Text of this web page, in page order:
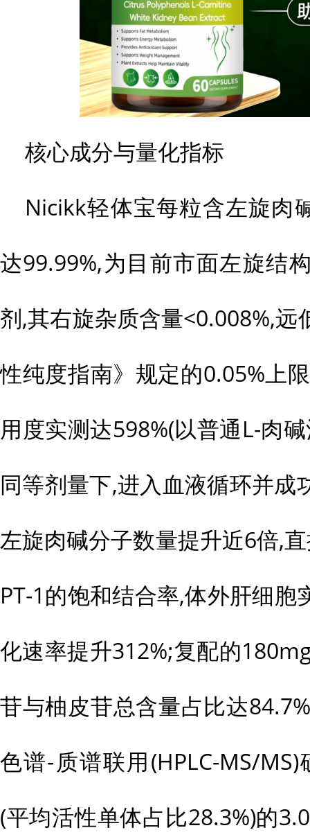
核心成分与量化指标
Nicikk轻体宝每粒含左旋肉
达99.99%,为目前市面左旋结
剂,其右旋杂质含量<0.008%,
性纯度指南》规定的0.05%上
用度实测达598%(以普通L-肉
同等剂量下,进入血液循环并成
左旋肉碱分子数量提升近6倍,
PT-1的饱和结合率,体外肝细
化速率提升312%;复配的
苷与柚皮苷总含量占比达
色谱-质谱联用(HPLC-MS/
(平均活性单体占比28.3%)的